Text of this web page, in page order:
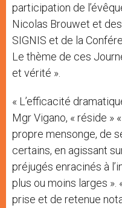
participation de
Nicolas Brouwet et
SIGNIS et de la
Le thème de ces
et vérité ».
« L’efficacité
Mgr Vigano, « réside »
propre mensonge, de
certains, en agissant
préjugés enracinés à
plus ou moins larges ».
prise et de retenue